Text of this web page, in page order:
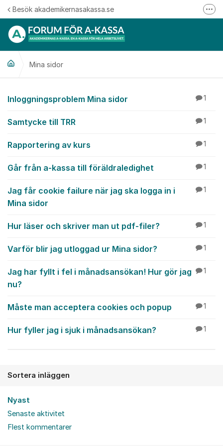
Hoppa till innehåll
Besök akademikernasakassa.se
Mina sidor
Mina sidor
Inloggningsproblem Mina sidor 1
Samtycke till TRR 1
Rapportering av kurs 1
Går från a-kassa till föräldraledighet 1
Jag får cookie failure när jag ska logga in i
Mina sidor
1
Hur läser och skriver man ut pdf-filer? 1
Varför blir jag utloggad ur Mina sidor? 1
Jag har fyllt i fel i månadsansökan! Hur gör jag
nu?
1
Måste man acceptera cookies och popup 1
Hur fyller jag i sjuk i månadsansökan? 1
Sortera inläggen
Nyast
Senaste aktivitet
Flest kommentarer